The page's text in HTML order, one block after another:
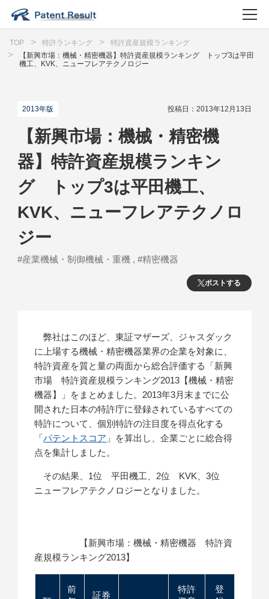
TOP 特許ランキング
特許資産規模ランキング
【新興市場：機械・精密機器】特許資産規模ランキング トップ3は平田
機工、KVK、ニューフレアテクノロジー
2013年版 投稿日：2013年12月13日
ポストする
【新興市場：機械・精密機
器】特許資産規模ランキン
グ トップ3は平田機工、
KVK、ニューフレアテクノロ
ジー
#産業機械・制御機械・重機 , #精密機器
弊社はこのほど、東証マザーズ、ジャスダック
に上場する機械・精密機器業界の企業を対象に、
特許資産を質と量の両面から総合評価する「新興
市場 特許資産規模ランキング2013【機械・精密
機器】」をまとめました。2013年3月末までに公
開された日本の特許庁に登録されているすべての
特許について、個別特許の注目度を得点化する
「パテントスコア 」を算出し、企業ごとに総合得
点を集計しました。
その結果、1位 平田機工、2位 KVK、3位
ニューフレアテクノロジーとなりました。
【新興市場：機械・精密機器 特許資
産規模ランキング2013】
前
証券
特許
登